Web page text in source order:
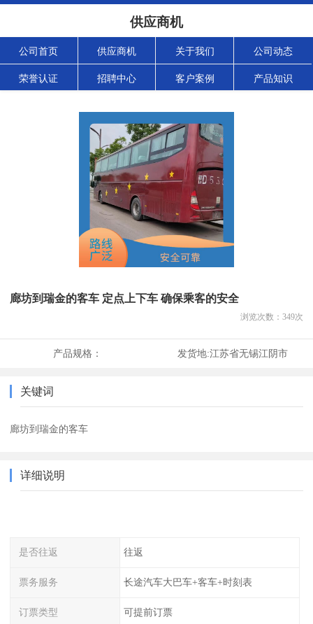
供应商机
公司首页 供应商机 关于我们 公司动态
荣誉认证 招聘中心 客户案例 产品知识
廊坊到瑞金的客车 定点上下车 确保乘客的安全
浏览次数： 349次
产品规格： 发货地:江苏省无锡江阴市
关键词
廊坊到瑞金的客车
详细说明
是否往返 往返
票务服务 长途汽车大巴车+客车+时刻表
订票类型 可提前订票